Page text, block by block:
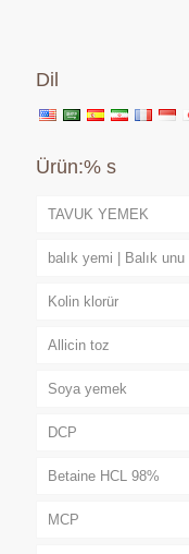
Dil
Ürün:% s
TAVUK YEMEK
balık yemi | Balık unu
Kolin klorür
Allicin toz
Soya yemek
DCP
Betaine HCL 98%
MCP